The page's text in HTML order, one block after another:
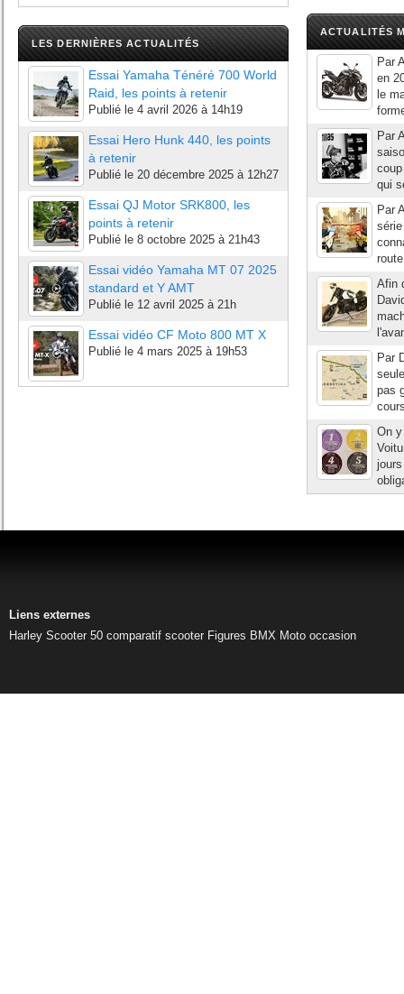
LES DERNIÈRES ACTUALITÉS
Essai Yamaha Ténéré 700 World
Raid, les points à retenir
Publié le 4 avril 2026 à 14h19
Essai Hero Hunk 440, les points
à retenir
Publié le 20 décembre 2025 à 12h27
Essai QJ Motor SRK800, les
points à retenir
Publié le 8 octobre 2025 à 21h43
Essai vidéo Yamaha MT 07 2025
standard et Y AMT
Publié le 12 avril 2025 à 21h
Essai vidéo CF Moto 800 MT X
Publié le 4 mars 2025 à 19h53
ACTUALITÉS
Par
en
le
Par
qui
Par
Afin
Par
pas
On
Liens externes
Harley Scooter 50 comparatif scooter Figures BMX Moto occasion